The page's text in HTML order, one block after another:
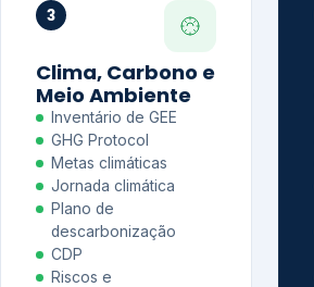
3
Clima, Carbono e
Meio Ambiente
Inventário de GEE
GHG Protocol
Metas climáticas
Jornada climática
Plano de
descarbonização
CDP
Riscos e